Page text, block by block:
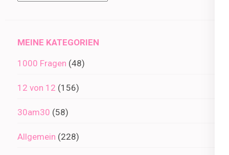
MEINE KATEGORIEN
1000 Fragen (48)
12 von 12 (156)
30am30 (58)
Allgemein (228)